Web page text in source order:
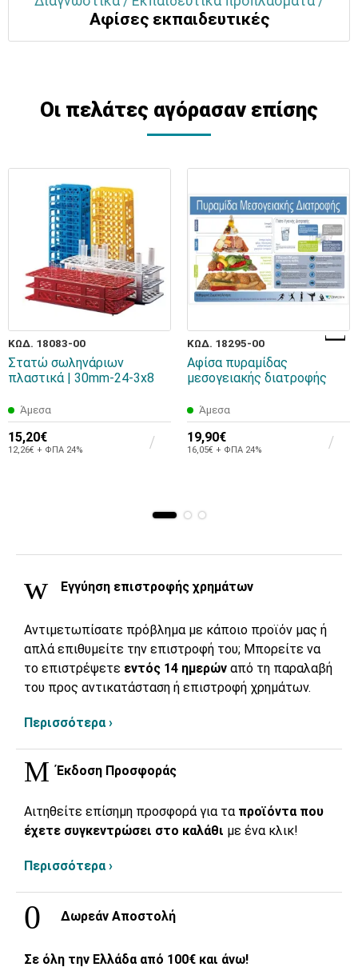
Αφίσες εκπαιδευτικές
Οι πελάτες αγόρασαν επίσης
ΚΩΔ. 18083-00
Στατώ σωληνάριων
πλαστικά | 30mm-24-3x8
Άμεσα
15,20€
12,26€ + ΦΠΑ 24%
ΚΩΔ. 18295-00
Αφίσα πυραμίδας
μεσογειακής διατροφής
Άμεσα
19,90€
16,05€ + ΦΠΑ 24%
Εγγύηση επιστροφής χρημάτων
Αντιμετωπίσατε πρόβλημα με κάποιο προϊόν μας ή
απλά επιθυμείτε την επιστροφή του; Μπορείτε να
το επιστρέψετε εντός 14 ημερών από τη παραλαβή
του προς αντικατάσταση ή επιστροφή χρημάτων.
Περισσότερα ›
Έκδοση Προσφοράς
Αιτηθείτε επίσημη προσφορά για τα προϊόντα που
έχετε συγκεντρώσει στο καλάθι με ένα κλικ!
Περισσότερα ›
Δωρεάν Αποστολή
Σε όλη την Ελλάδα από 100€ και άνω!